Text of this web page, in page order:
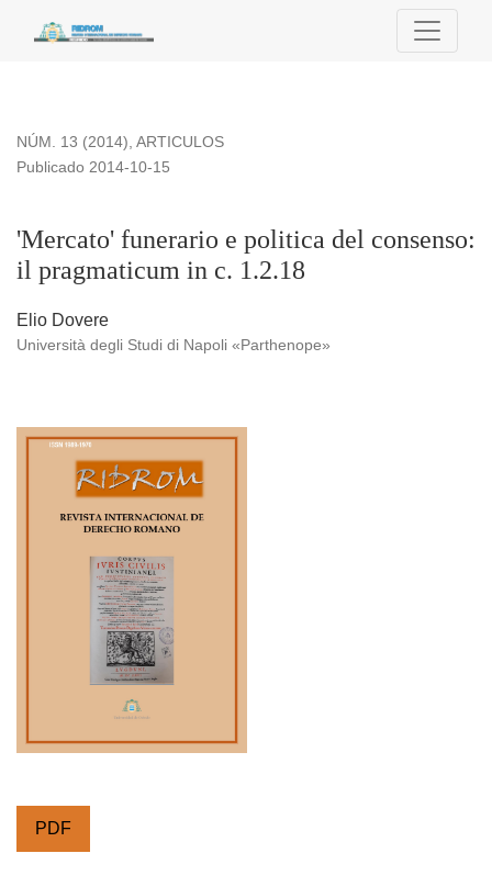
&#039;Mercato&#039; funerario e politica del consenso: il
NÚM. 13 (2014), ARTICULOS
'Mercato' funerario e politica del consenso:
il pragmaticum in c. 1.2.18
Publicado 2014-10-15
Elio Dovere
Università degli Studi di Napoli «Parthenope»
PDF